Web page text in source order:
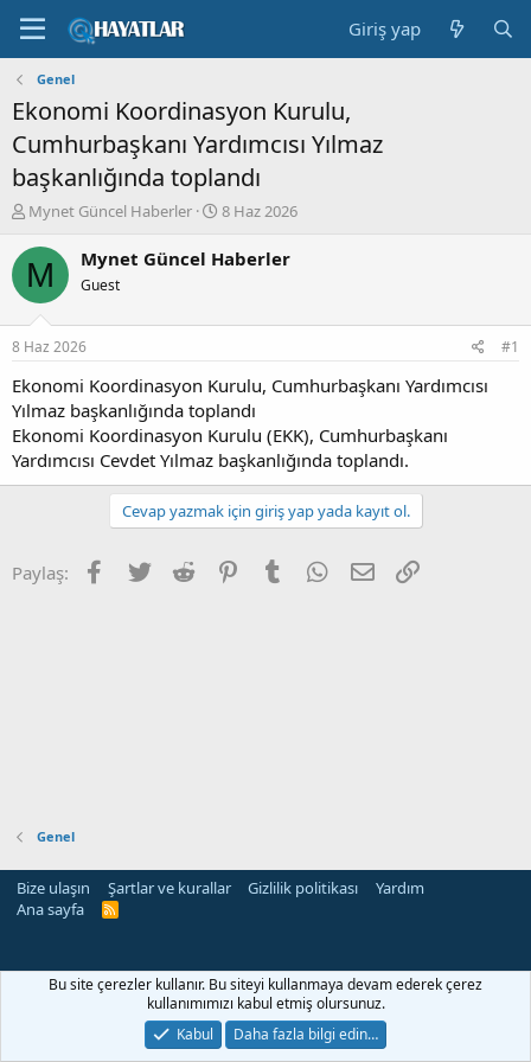
Giriş yap
Genel
Ekonomi Koordinasyon Kurulu,
Cumhurbaşkanı Yardımcısı Yılmaz
başkanlığında toplandı
K
n
b
u
u
b
a
ş
l
a
t
a
Mynet Güncel Haberler
B
ş
ç
a
r
i
h
i
8 Haz 2026
M Mynet Güncel Haberler
Guest
8 Haz 2026 #1
Ekonomi Koordinasyon Kurulu, Cumhurbaşkanı Yardımcısı
Yılmaz başkanlığında toplandı
Ekonomi Koordinasyon Kurulu (EKK), Cumhurbaşkanı
Yardımcısı Cevdet Yılmaz başkanlığında toplandı.
Cevap yazmak için giriş yap yada kayıt ol.
Paylaş: Facebook
Twitter Reddit PinterestTumblr WhatsApp
E-posta
Genel
Bize ulaşın Şartlar ve kurallar Gizlilik politikası
Yardım
Ana sayfa
R
siteleri
Bu site çerezler kullanır. Bu siteyi kullanmaya devam ederek çerez
kullanımımızı kabul etmiş olursunuz.
Kabul
Daha fazla bilgi edin…